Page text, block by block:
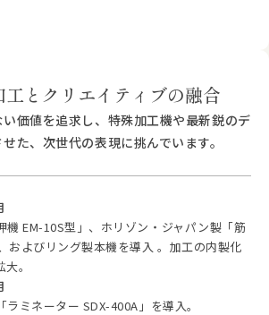
工とクリエイティブの融合
い価値を追求し、特殊加工機や最新鋭のデ
た、次世代の表現に挑んでいます。
機 EM-10S型」、ホリゾン・ジャパン製「筋
およびリング製本機を導入 。加工の内製化
。
ミネーター SDX-400A」を導入。